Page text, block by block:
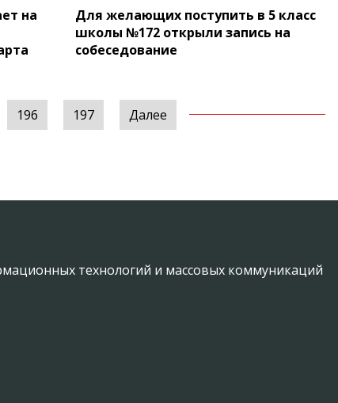
на
Для желающих поступить в 5 класс
школы №172 открыли запись на
собеседование
196 197 Далее
технологий и массовых коммуникаций